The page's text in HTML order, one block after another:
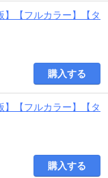
】【フルカラー】【タ
購入する
】【フルカラー】【タ
購入する